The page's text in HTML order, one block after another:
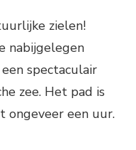
zielen!
nabijgelegen
spectaculair
zee. Het pad is
ongeveer een uur.